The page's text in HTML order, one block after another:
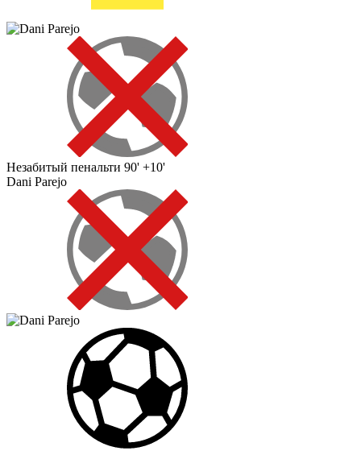
Незабитый пенальти 90' +10'
Dani Parejo